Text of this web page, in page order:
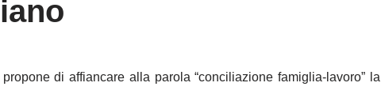
di affiancare alla parola “conciliazione famiglia-lavoro” la